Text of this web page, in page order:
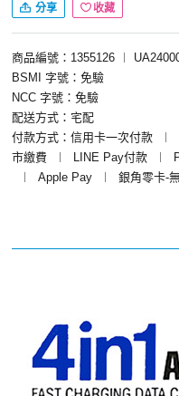
分享 收藏
商品編號：1355126 ︱
BSMI 字號：免驗
NCC 字號：免驗
配送方式：宅配
付款方式：信用卡一次付款
︱
市繳費
︱ LINE Pay付款 ︱
︱
Apple Pay ︱ 銀角零卡-